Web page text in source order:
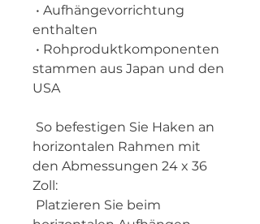
enthalten
stammen aus Japan und den
USA
horizontalen Rahmen mit
den Abmessungen 24 x 36
Zoll: